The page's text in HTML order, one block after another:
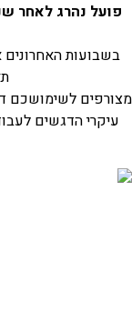
פועל נהרג לאחר
בשבועות האחרונים
מצורפים לשימושכם
עיקרי הדגשים